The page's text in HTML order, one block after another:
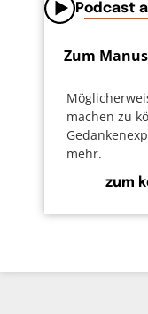
Podcast
Zum
machen zu
mehr.
zum